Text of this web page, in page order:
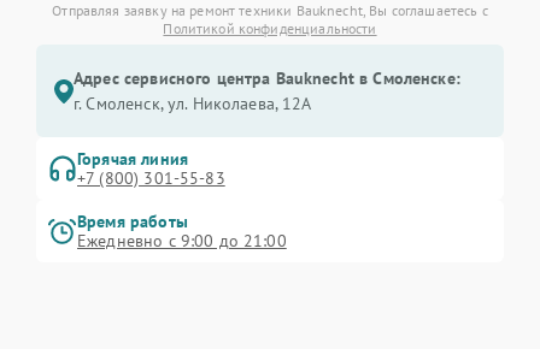
Отправляя заявку на ремонт техники Bauknecht, Вы соглашаетесь с
Политикой конфиденциальности
Адрес сервисного центра Bauknecht в Смоленске:
г. Смоленск, ул. Николаева, 12А
Горячая линия
+7 (800) 301-55-83
Время работы
Ежедневно с 9:00 до 21:00